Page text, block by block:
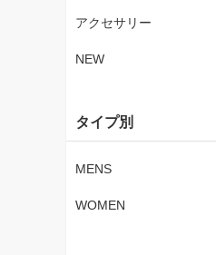
アクセサリー
NEW
タイプ別
MENS
WOMEN